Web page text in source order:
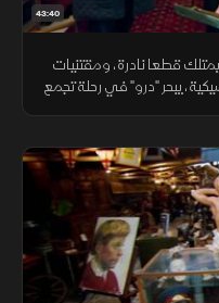
43:40
قطعا نادرة، ومقتنيات
يبحر "درو" في رحلة تجمع